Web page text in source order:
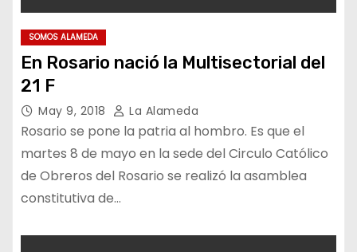
SOMOS ALAMEDA
En Rosario nació la Multisectorial del
21 F
May 9, 2018 La Alameda
Rosario se pone la patria al hombro. Es que el
martes 8 de mayo en la sede del Circulo Católico
de Obreros del Rosario se realizó la asamblea
constitutiva de…